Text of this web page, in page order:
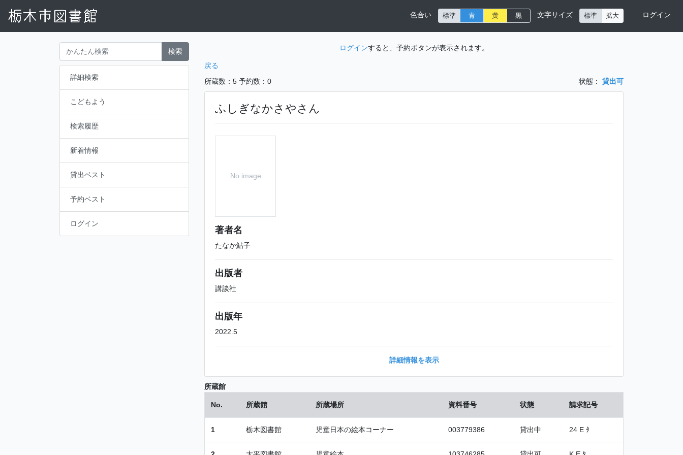
色合い 標準 青 黄 黒 文字サイズ 標準 拡大 ログイン
検索
詳細検索
こどもよう
検索履歴
新着情報
貸出ベスト
予約ベスト
ログイン
ログインすると、予約ボタンが表示されます。
戻る
所蔵数：5 予約数：0 状態： 貸出可
ふしぎなかさやさん
No image
著者名
たなか鮎子
出版者
講談社
出版年
2022.5
詳細情報を表示
所蔵館
No. 所蔵館 所蔵場所 資料番号 状態 請求記号
1 栃木図書館 児童日本の絵本コーナー 003779386 貸出中 24 E ﾀ